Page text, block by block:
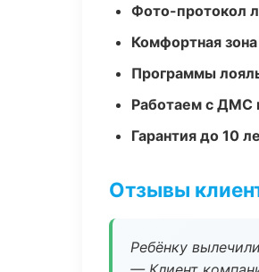
Фото-протокол
Комфортная
Программы
Работаем с ДМС
Гарантия до 10
Отзывы
Ребёнку